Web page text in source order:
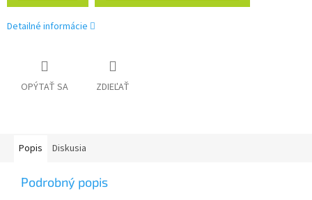
Detailné informácie
OPÝTAŤ SA ZDIEĽAŤ
Popis Diskusia
Podrobný popis